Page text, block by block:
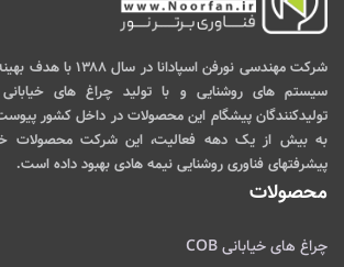
شرکت مهندسی نورفن
تولیدکنندگان پیشگام این محصولات در داخل کشور
به بیش از یک دهه فعالیت، این شرکت محصولات
پیشرفتهای فناوری روشنایی نیمه هادی بهبود داده است.
محصولات
چراغ های خیابانی COB